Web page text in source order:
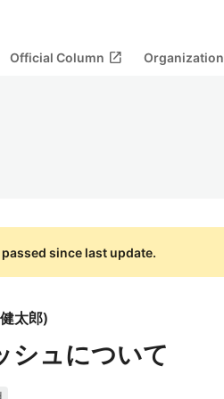
Official Column open_in_new Organization
since last update.
太郎)
シュについて